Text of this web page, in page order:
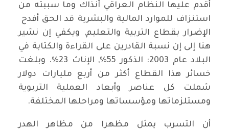
أقدم عليها النظام العراقي آنذاك وما سببته من
استنزاف للموارد المالية والبشرية قد الحق أفدح
الإضرار بقطاع التربية والتعليم, ويكفي إن نشير
هنا إلى إن نسبة القادرين على القراءة والكتابة في
البلاد عام 2003: الذكور 55%, الإناث 23%. وبلغت
خسائر هذا القطاع أكثر من أربع مليارات دولار
شملت كل عناصر وأبعاد العملية التربوية
ومستلزماتها ومؤسساتها ومراحلها المختلفة.
أن التسرب يمثل مظهرا من مظاهر الهدر